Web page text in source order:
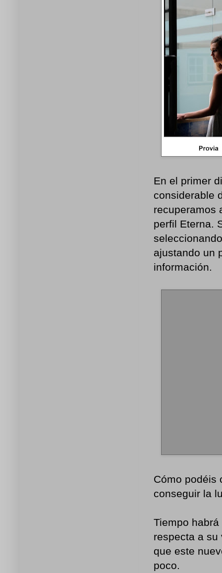
En el primer
considerable
recuperamos
perfil Eterna.
ajustando un
información.
Cómo podéis
conseguir la
Tiempo
respecta a su
que este
poco.